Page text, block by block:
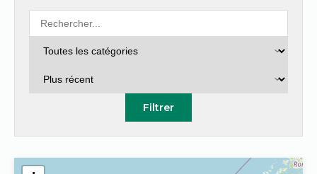
Filtrer